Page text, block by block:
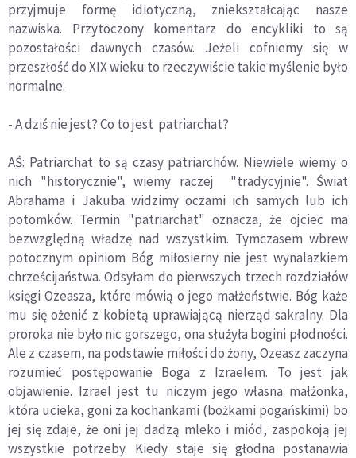
przyjmuje formę idiotyczną, zniekształcając nasze
nazwiska. Przytoczony komentarz do encykliki to są
pozostałości dawnych czasów. Jeżeli cofniemy się w
przeszłość do XIX wieku to rzeczywiście takie myślenie było
normalne.
- A dziś nie jest? Co to jest patriarchat?
AŚ: Patriarchat to są czasy patriarchów. Niewiele wiemy o
nich "historycznie", wiemy raczej "tradycyjnie". Świat
Abrahama i Jakuba widzimy oczami ich samych lub ich
potomków. Termin "patriarchat" oznacza, że ojciec ma
bezwzględną władzę nad wszystkim. Tymczasem wbrew
potocznym opiniom Bóg miłosierny nie jest wynalazkiem
chrześcijaństwa. Odsyłam do pierwszych trzech rozdziałów
księgi Ozeasza, które mówią o jego małżeństwie. Bóg każe
mu się ożenić z kobietą uprawiającą nierząd sakralny. Dla
proroka nie było nic gorszego, ona służyła bogini płodności.
Ale z czasem, na podstawie miłości do żony, Ozeasz zaczyna
rozumieć postępowanie Boga z Izraelem. To jest jak
objawienie. Izrael jest tu niczym jego własna małżonka,
która ucieka, goni za kochankami (bożkami pogańskimi) bo
jej się zdaje, że oni jej dadzą mleko i miód, zaspokoją jej
wszystkie potrzeby. Kiedy staje się głodna postanawia